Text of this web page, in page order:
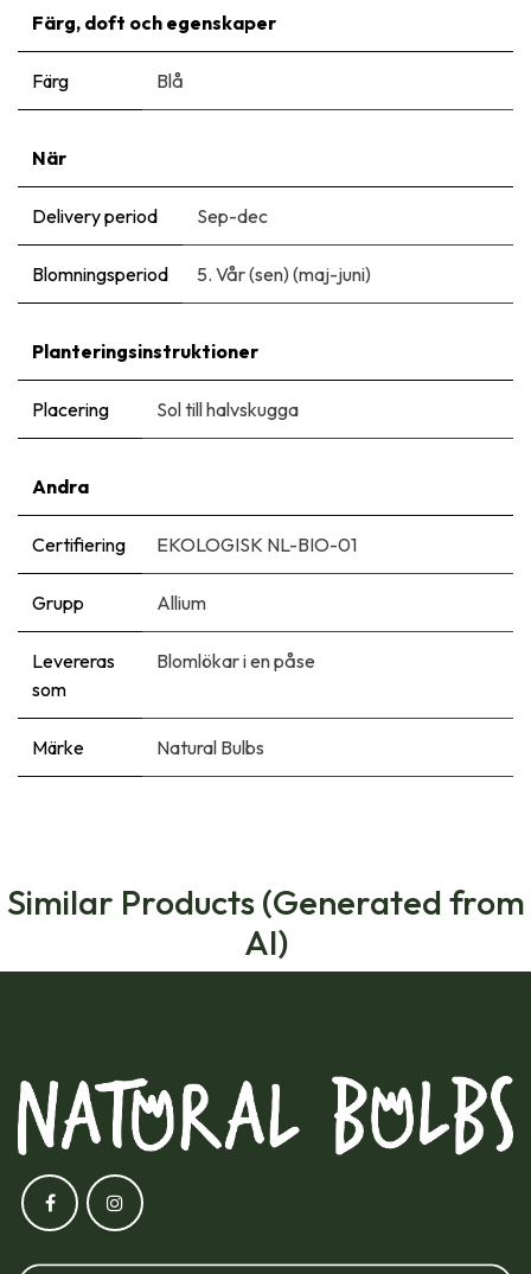
Färg, doft och egenskaper
Färg Blå
När
Delivery period Sep-dec
Blomningsperiod 5. Vår (sen) (maj-juni)
Planteringsinstruktioner
Placering Sol till halvskugga
Andra
Certifiering EKOLOGISK NL-BIO-01
Grupp Allium
Levereras
som
Blomlökar i en påse
Märke Natural Bulbs
Similar Products (Generated from
AI)